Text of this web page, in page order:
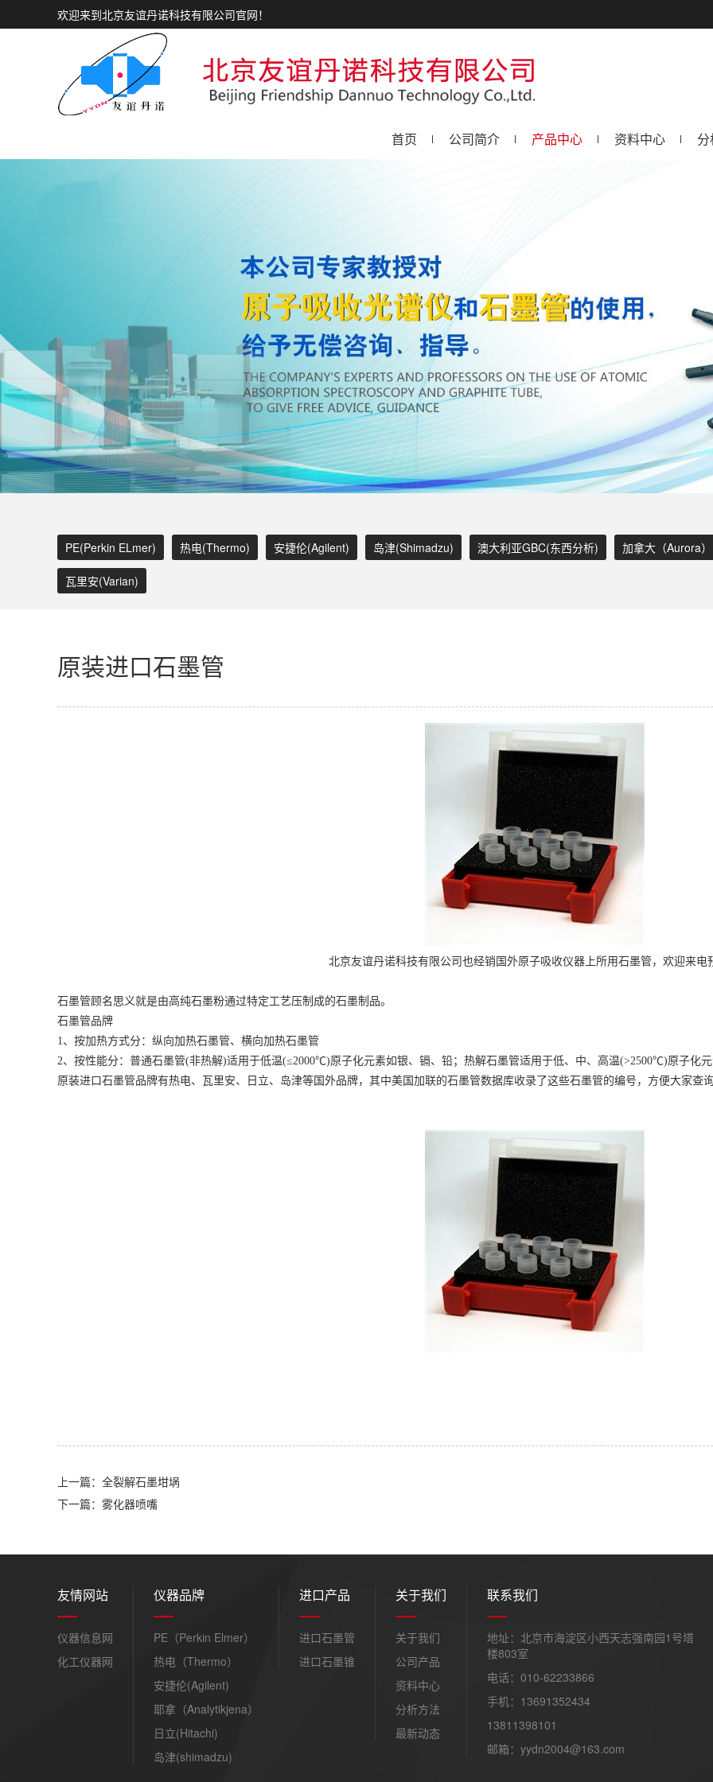
欢迎来到北京友谊丹诺科技有限公司官网！
首页 公司简介 产品中心 资料中心
PE(Perkin ELmer) 热电(Thermo) 安捷伦(Agilent) 岛津(Shimadzu) 澳大利亚GBC(东西分析) 加拿大（Aurora）
瓦里安(Varian)
原装进口石墨管
北京友谊丹诺科技有限公司也经销国外原子吸收仪器上所用石墨管，欢迎来电
石墨管顾名思义就是由高纯石墨粉通过特定工艺压制成的石墨制品。
石墨管品牌
1、按加热方式分：纵向加热石墨管、横向加热石墨管
2、按性能分：普通石墨管(非热解)适用于低温(≤2000℃)原子化元素如银、镉、铅；热解石墨管适用于低、中、高温(>2500℃)原子化
原装进口石墨管品牌有热电、瓦里安、日立、岛津等国外品牌，其中美国加联的石墨管数据库收录了这些石墨管的编号，方便大家查
上一篇：全裂解石墨坩埚
下一篇：雾化器喷嘴
友情网站
仪器信息网
化工仪器网
仪器品牌
PE（Perkin Elmer）
热电（Thermo）
安捷伦(Agilent)
耶拿（Analytikjena）
日立(Hitachi)
岛津(shimadzu)
进口产品
进口石墨管
进口石墨锥
关于我们
关于我们
公司产品
资料中心
分析方法
最新动态
联系我们
地址：北京市海淀区小西天志强南园1号塔
楼803室
电话：010-62233866
手机：13691352434
13811398101
邮箱：yydn2004@163.com